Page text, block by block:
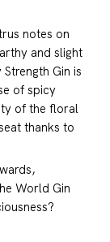
notes on
and slight
Gin is
of spicy
of the floral
thanks to
World Gin